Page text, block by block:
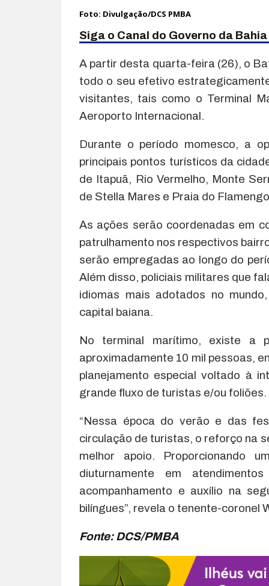
Foto: Divulgação/DCS PMBA
Siga o Canal do Governo da
A partir desta quarta-feira (26), o
todo o seu efetivo
visitantes, tais como o Terminal
Aeroporto Internacional.
Durante o período momesco, a
principais pontos turísticos da
de Itapuã, Rio Vermelho, Monte
de Stella Mares e Praia do
As ações serão coordenadas em
patrulhamento nos respectivos
serão empregadas ao longo do
Além disso, policiais militares que
idiomas mais adotados no
capital baiana.
No terminal marítimo, existe a
aproximadamente 10 mil pessoas,
planejamento especial voltado à
grande fluxo de turistas e/ou foliões.
“Nessa época do verão e das
circulação de turistas, o reforço na
melhor apoio. Proporcionando
diuturnamente em
acompanhamento e auxílio na
bilíngues”, revela o tenente-coronel
Fonte: DCS/PMBA